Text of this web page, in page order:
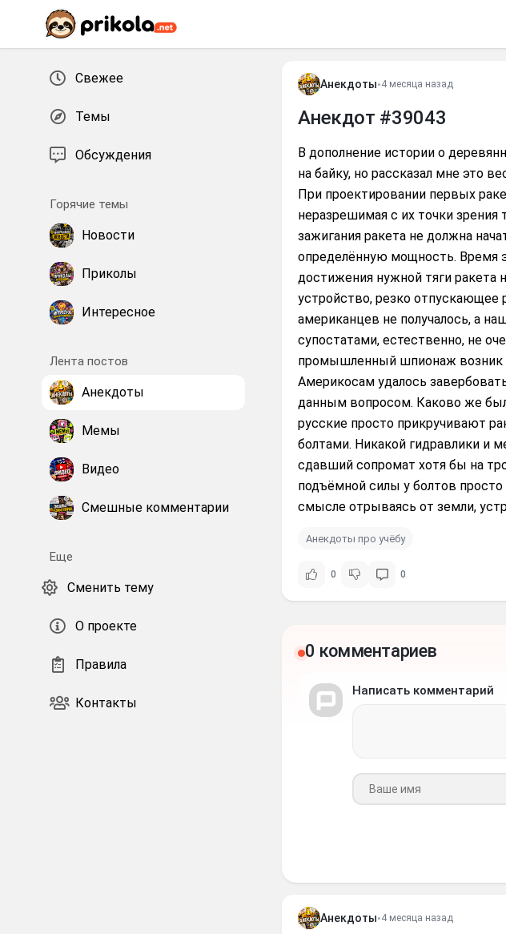
Перейти к контенту
Свежее
Темы
Обсуждения
Горячие темы
Новости
Приколы
Интересное
Лента постов
Анекдоты
Мемы
Видео
Смешные комментарии
Еще
Сменить тему
О проекте
Правила
Контакты
Анекдоты•4 месяца назад
Анекдот #39043
В дополнение истории о
на байку, но рассказал мне это
При проектировании первых
неразрешимая с их точки зрения
зажигания ракета не должна
определённую мощность. Время
достижения нужной тяги ракета
устройство, резко
американцев не получалось, а
супостатами, естественно, не
промышленный шпионаж возник
Америкосам удалось
данным вопросом. Каково же
русские просто прикручивают
болтами. Никакой гидравлики и
сдавший сопромат хотя бы на
подъёмной силы у болтов
смысле отрываясь от земли,
Анекдоты про учёбу
0 0
0 комментариев
Написать комментарий
Ваше имя
Анекдоты•4 месяца назад